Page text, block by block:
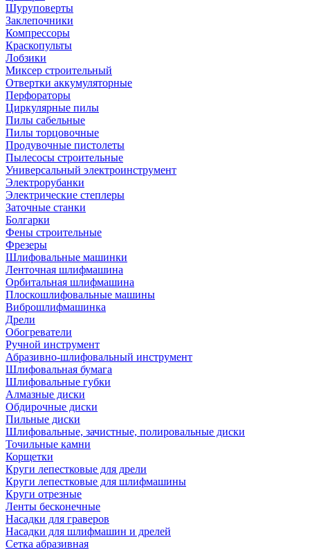
Шуруповерты
Заклепочники
Компрессоры
Краскопульты
Лобзики
Миксер строительный
Отвертки аккумуляторные
Перфораторы
Циркулярные пилы
Пилы сабельные
Пилы торцовочные
Продувочные пистолеты
Пылесосы строительные
Универсальный электроинструмент
Электрорубанки
Электрические степлеры
Заточные станки
Болгарки
Фены строительные
Фрезеры
Шлифовальные машинки
Ленточная шлифмашина
Орбитальная шлифмашина
Плоскошлифовальные машины
Виброшлифмашинка
Дрели
Обогреватели
Ручной инструмент
Абразивно-шлифовальный инструмент
Шлифовальная бумага
Шлифовальные губки
Алмазные диски
Обдирочные диски
Пильные диски
Шлифовальные, зачистные, полировальные диски
Точильные камни
Корщетки
Круги лепестковые для дрели
Круги лепестковые для шлифмашины
Круги отрезные
Ленты бесконечные
Насадки для граверов
Насадки для шлифмашин и дрелей
Сетка абразивная